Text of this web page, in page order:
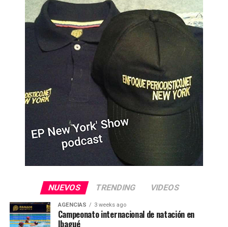
NUEVOS TRENDING VIDEOS
AGENCIAS 3 weeks ago
Campeonato internacional de natación en
Ibagué